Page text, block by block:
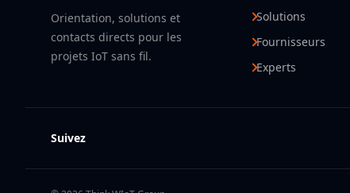
Orientation, solutions et
contacts directs pour les
projets IoT sans fil.
Solutions
Fournisseurs
Experts
Suivez